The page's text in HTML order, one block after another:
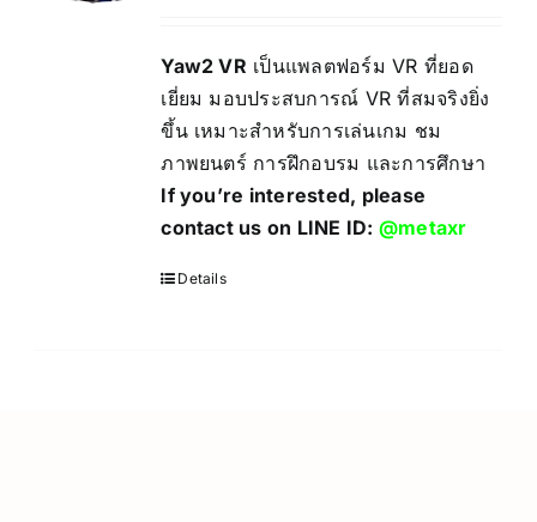
Yaw2 VR เป็นแพลตฟอร์ม VR ที่ยอด
เยี่ยม มอบประสบการณ์ VR ที่สมจริงยิ่ง
ขึ้น เหมาะสำหรับการเล่นเกม ชม
ภาพยนตร์ การฝึกอบรม และการศึกษา
If you’re interested, please
contact us on LINE ID: @metaxr
Details